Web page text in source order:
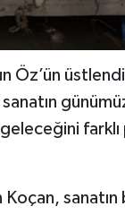
Öz’ün
Koçan,